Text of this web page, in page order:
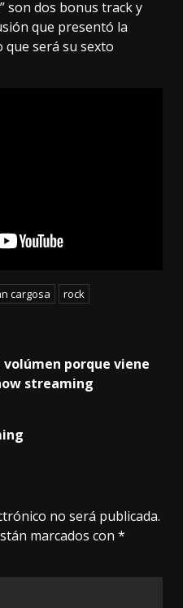
” son dos bonus track y
que presentó la
que será su sexto
cargosa
rock
volúmen porque viene
streaming
no será publicada.
marcados con *